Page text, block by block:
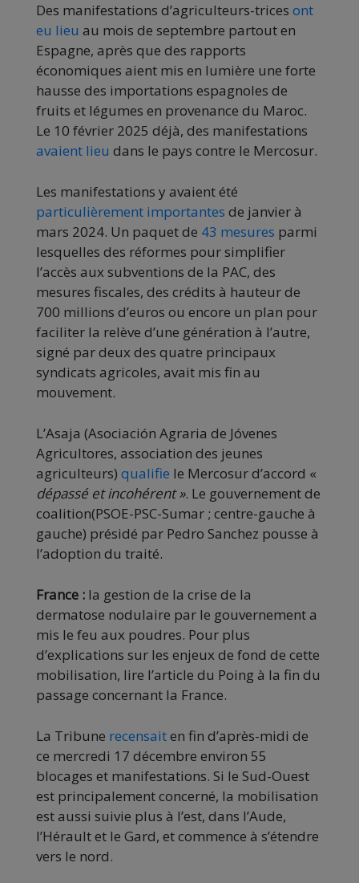
Des manifestations d’agriculteurs-trices ont
eu lieu au mois de septembre partout en
Espagne, après que des rapports
économiques aient mis en lumière une forte
hausse des importations espagnoles de
fruits et légumes en provenance du Maroc.
Le 10 février 2025 déjà, des manifestations
avaient lieu dans le pays contre le Mercosur.
Les manifestations y avaient été
particulièrement importantes de janvier à
mars 2024. Un paquet de 43 mesures parmi
lesquelles des réformes pour simplifier
l’accès aux subventions de la PAC, des
mesures fiscales, des crédits à hauteur de
700 millions d’euros ou encore un plan pour
faciliter la relève d’une génération à l’autre,
signé par deux des quatre principaux
syndicats agricoles, avait mis fin au
mouvement.
L’Asaja (Asociación Agraria de Jóvenes
Agricultores, association des jeunes
agriculteurs) qualifie le Mercosur d’accord «
dépassé et incohérent ». Le gouvernement de
coalition(PSOE-PSC-Sumar ; centre-gauche à
gauche) présidé par Pedro Sanchez pousse à
l’adoption du traité.
France : la gestion de la crise de la
dermatose nodulaire par le gouvernement a
mis le feu aux poudres. Pour plus
d’explications sur les enjeux de fond de cette
mobilisation, lire l’article du Poing à la fin du
passage concernant la France.
La Tribune recensaiten fin d’après-midi de
ce mercredi 17 décembre environ 55
blocages et manifestations. Si le Sud-Ouest
est principalement concerné, la mobilisation
est aussi suivie plus à l’est, dans l’Aude,
l’Hérault et le Gard, et commence à s’étendre
vers le nord.